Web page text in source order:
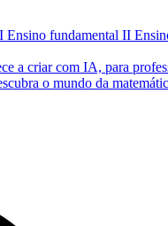
Ensino fundamental II
a criar com IA, para
o mundo da